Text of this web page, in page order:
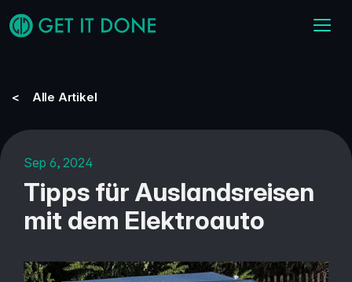
< Alle Artikel
Sep 6, 2024
Tipps für Auslandsreisen
mit dem Elektroauto